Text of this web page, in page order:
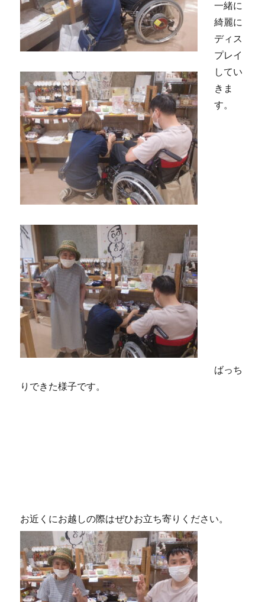
一緒に
綺麗に
ディス
プレイ
してい
きま
す。
ばっち
りできた様子です。
お近くにお越しの際はぜひお立ち寄りください。